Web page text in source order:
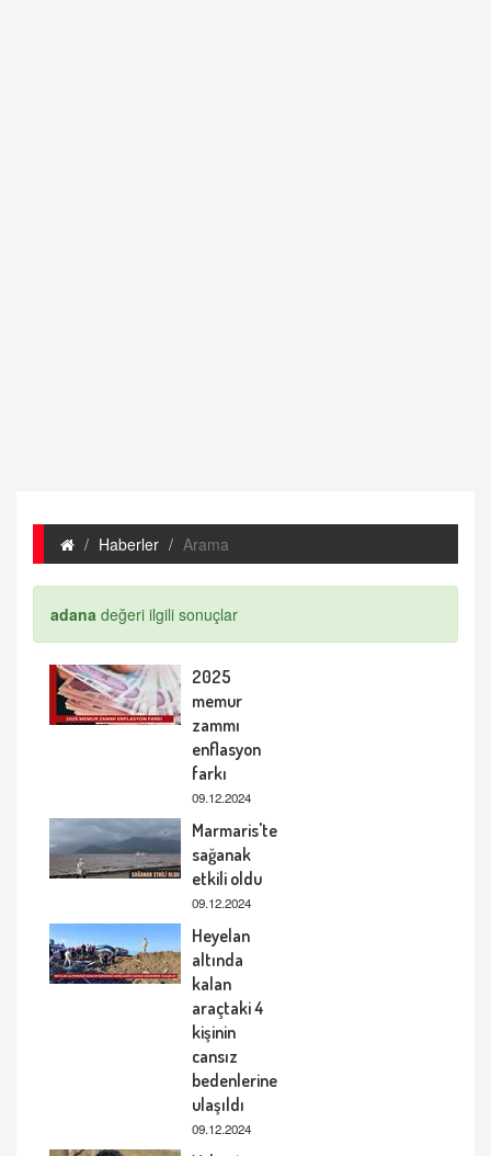
Haberler Arama
adana değeri ilgili sonuçlar
2025
memur
zammı
enflasyon
farkı
09.12.2024
Marmaris'te
sağanak
etkili oldu
09.12.2024
Heyelan
altında
kalan
araçtaki 4
kişinin
cansız
bedenlerine
ulaşıldı
09.12.2024